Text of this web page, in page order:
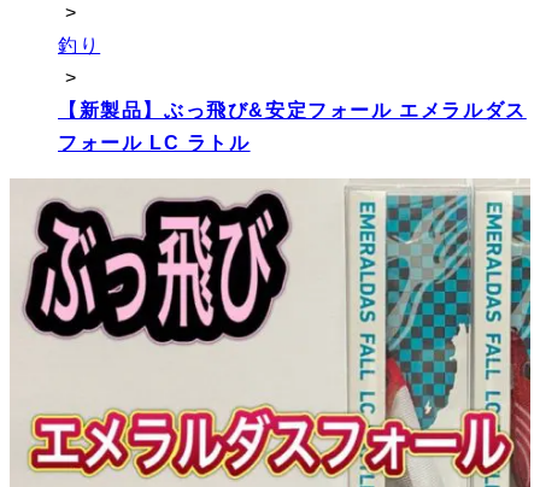
>
釣り
>
【新製品】ぶっ飛び&安定フォール エメラルダス
フォール LC ラトル